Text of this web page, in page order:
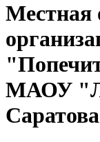
Местная
МАОУ